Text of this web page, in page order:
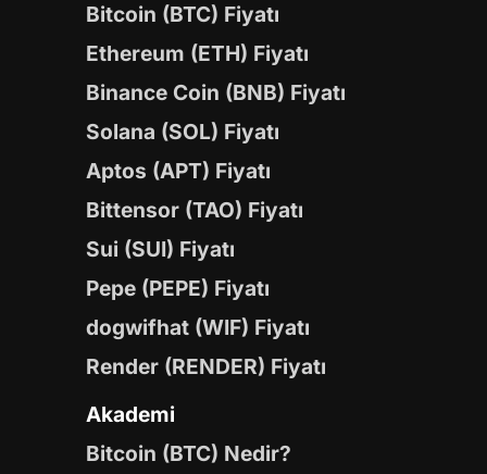
Bitcoin (BTC) Fiyatı
Ethereum (ETH) Fiyatı
Binance Coin (BNB) Fiyatı
Solana (SOL) Fiyatı
Aptos (APT) Fiyatı
Bittensor (TAO) Fiyatı
Sui (SUI) Fiyatı
Pepe (PEPE) Fiyatı
dogwifhat (WIF) Fiyatı
Render (RENDER) Fiyatı
Akademi
Bitcoin (BTC) Nedir?